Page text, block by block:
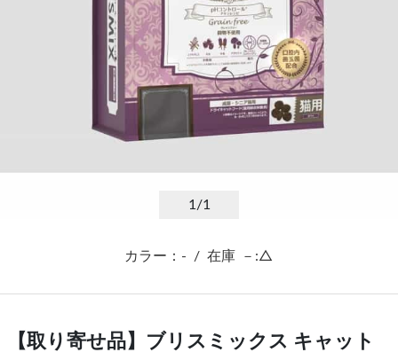
1/1
カラー：- / 在庫 －:△
【取り寄せ品】ブリスミックス キャット